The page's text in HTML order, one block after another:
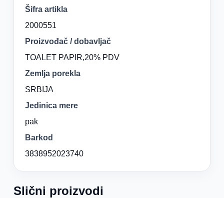
Šifra artikla
2000551
Proizvođač / dobavljač
TOALET PAPIR,20% PDV
Zemlja porekla
SRBIJA
Jedinica mere
pak
Barkod
3838952023740
Slični proizvodi